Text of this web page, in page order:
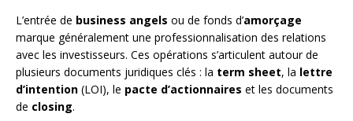
L’entrée de business angels ou de fonds d’amorçage
marque généralement une professionnalisation des relations
avec les investisseurs. Ces opérations s’articulent autour de
plusieurs documents juridiques clés : la term sheet, la lettre
d’intention (LOI), le pacte d’actionnaires et les documents
de closing.